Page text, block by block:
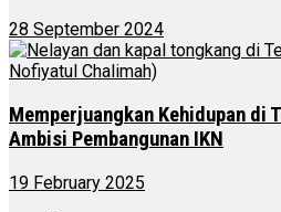
28 September 2024
Memperjuangkan Kehidupan di
Ambisi Pembangunan IKN
19 February 2025